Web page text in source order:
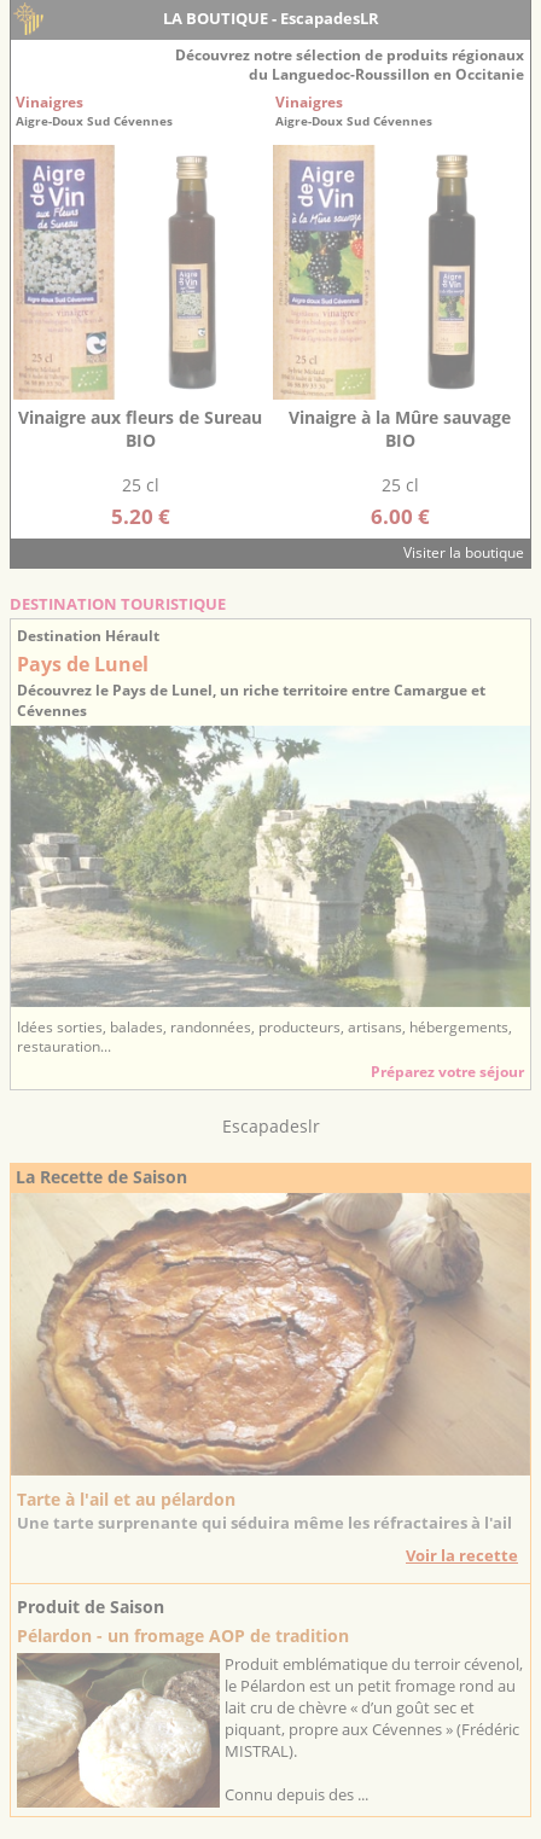
LA BOUTIQUE - EscapadesLR
Découvrez notre sélection de produits régionaux
du Languedoc-Roussillon en Occitanie
Vinaigres
Aigre-Doux Sud Cévennes
Vinaigre aux fleurs de Sureau
BIO
25 cl
5.20 €
Vinaigres
Aigre-Doux Sud Cévennes
Vinaigre à la Mûre sauvage
BIO
25 cl
6.00 €
Visiter la boutique
DESTINATION TOURISTIQUE
Destination Hérault
Pays de Lunel
Découvrez le Pays de Lunel, un riche territoire entre Camargue et
Cévennes
Idées sorties, balades, randonnées, producteurs, artisans, hébergements,
restauration...
Préparez votre séjour
Escapadeslr
La Recette de Saison
Tarte à l'ail et au pélardon
Une tarte surprenante qui séduira même les réfractaires à l'ail
Voir la recette
Produit de Saison
Pélardon - un fromage AOP de tradition
Produit emblématique du terroir cévenol,
le Pélardon est un petit fromage rond au
lait cru de chèvre « d’un goût sec et
piquant, propre aux Cévennes » (Frédéric
MISTRAL).
Connu depuis des ...